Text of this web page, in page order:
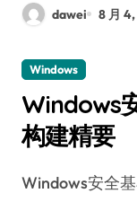
dawei 8 月
Windows
Windows
构建精要
Windows安